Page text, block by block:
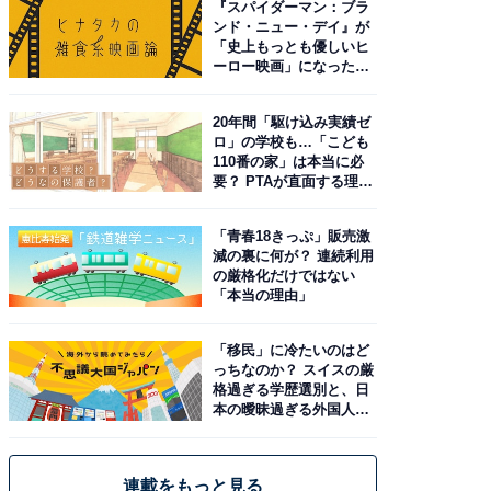
『スパイダーマン：ブラ
ンド・ニュー・デイ』が
「史上もっとも優しいヒ
ーロー映画」になった理
20年間「駆け込み実績ゼ
ロ」の学校も…「こども
110番の家」は本当に必
要？ PTAが直面する理想
「青春18きっぷ」販売激
減の裏に何が？ 連続利用
の厳格化だけではない
「本当の理由」
「移民」に冷たいのはど
っちなのか？ スイスの厳
格過ぎる学歴選別と、日
本の曖昧過ぎる外国人政
連載をもっと見る